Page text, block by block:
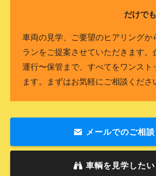
だけで
車両の見学、ご要望のヒアリングか
ランをご提案させていただきます。
運行〜保管まで、すべてをワンスト
ます。まずはお気軽にご相談くださ
メールでのご相談
車輌を見学したい